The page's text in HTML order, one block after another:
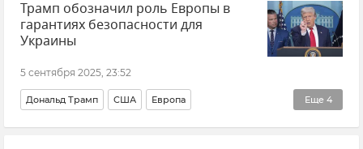
Трамп обозначил роль Европы в
гарантиях безопасности для
Украины
5 сентября 2025, 23:52
Еще 4
Дональд Трамп США Европа
Европейский Союз (ЕС) Украина Политика